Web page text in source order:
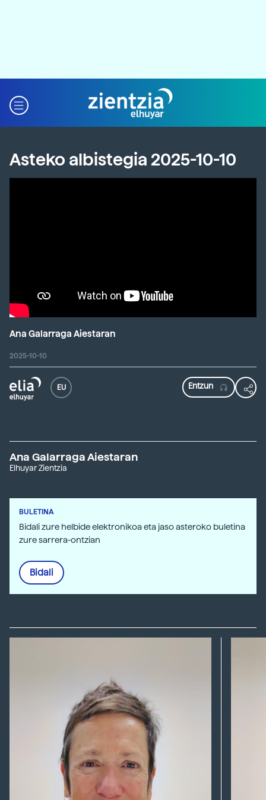
Asteko albistegia 2025-10-10
Ana Galarraga Aiestaran
2025-10-10
EU
Ana Galarraga Aiestaran
Elhuyar Zientzia
BULETINA
Bidali zure helbide elektronikoa eta jaso asteroko buletina
zure sarrera-ontzian
Bidali